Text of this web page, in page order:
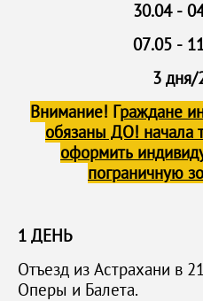
30.04 -
07.05 -
3 дня/
Внимание! Граждане
обязаны ДО! начала
оформить
пограничную
1 ДЕНЬ
Отъезд из Астрахани в
Оперы и Балета.